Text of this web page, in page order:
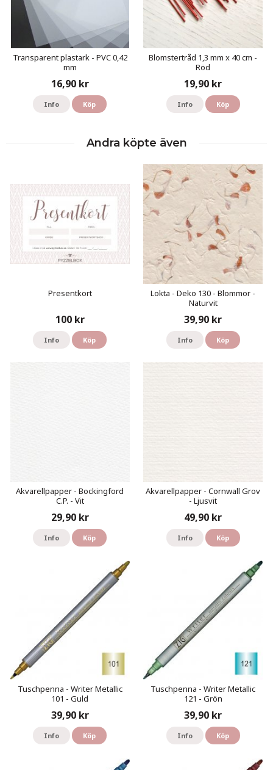
Transparent plastark - PVC 0,42
mm
16,90 kr
Info Köp
Blomstertråd 1,3 mm x 40 cm -
Röd
19,90 kr
Info Köp
Andra köpte även
Presentkort
100 kr
Info Köp
Lokta - Deko 130 - Blommor -
Naturvit
39,90 kr
Info Köp
Akvarellpapper - Bockingford
C.P. - Vit
29,90 kr
Info Köp
Akvarellpapper - Cornwall Grov
- Ljusvit
49,90 kr
Info Köp
Tuschpenna - Writer Metallic
101 - Guld
39,90 kr
Info Köp
Tuschpenna - Writer Metallic
121 - Grön
39,90 kr
Info Köp